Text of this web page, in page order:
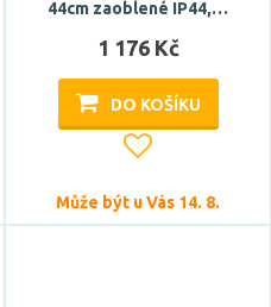
44cm zaoblené IP44,…
1 176 Kč
DO KOŠÍKU
Může být u Vás 14. 8.